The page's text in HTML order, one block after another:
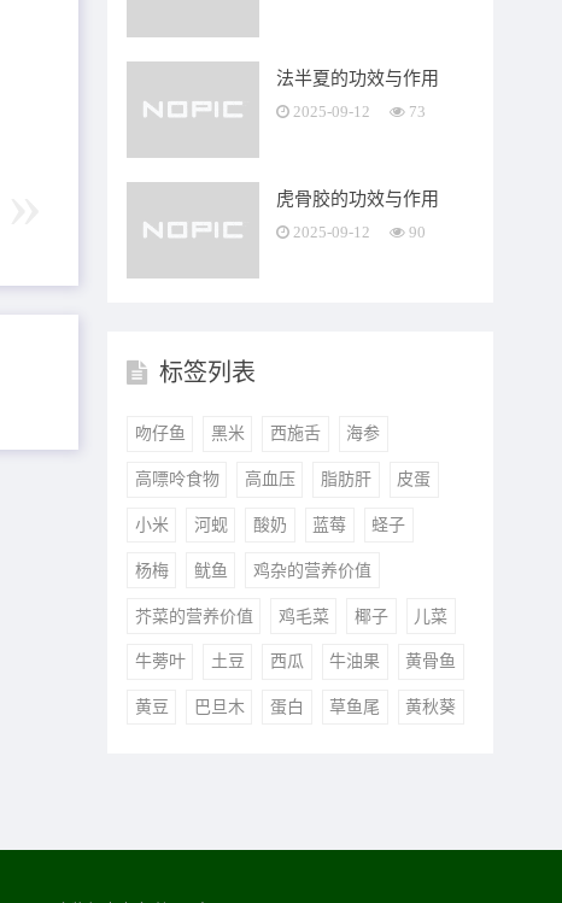
法半夏的功效与作用
2025-09-12 73
虎骨胶的功效与作用
2025-09-12 90
标签列表
吻仔鱼 黑米 西施舌 海参
高嘌呤食物 高血压 脂肪肝 皮蛋
小米 河蚬 酸奶 蓝莓 蛏子
杨梅 鱿鱼 鸡杂的营养价值
芥菜的营养价值 鸡毛菜 椰子 儿菜
牛蒡叶 土豆 西瓜 牛油果 黄骨鱼
黄豆 巴旦木 蛋白 草鱼尾 黄秋葵